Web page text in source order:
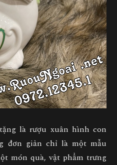
là rượu xuân hình con
đơn giản chỉ là một mẫu
món quà, vật phẩm trưng